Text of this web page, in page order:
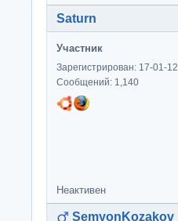
Saturn
Участник
Зарегистрирован: 17-01-12
Сообщений: 1,140
Неактивен
SemyonKozakov